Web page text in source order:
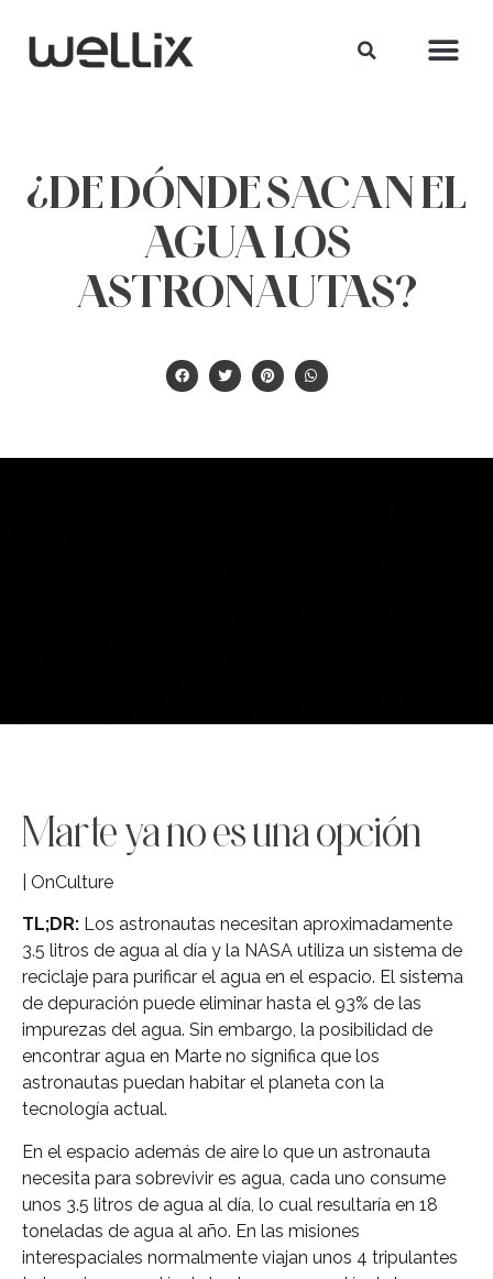
¿DE DÓNDE SACAN EL
AGUA LOS
ASTRONAUTAS?
Marte ya no es una opción
| OnCulture
TL;DR: Los astronautas necesitan aproximadamente
3.5 litros de agua al día y la NASA utiliza un sistema de
reciclaje para purificar el agua en el espacio. El sistema
de depuración puede eliminar hasta el 93% de las
impurezas del agua. Sin embargo, la posibilidad de
encontrar agua en Marte no significa que los
astronautas puedan habitar el planeta con la
tecnología actual.
En el espacio además de aire lo que un astronauta
necesita para sobrevivir es agua, cada uno consume
unos 3.5 litros de agua al día, lo cual resultaría en 18
toneladas de agua al año. En las misiones
interespaciales normalmente viajan unos 4 tripulantes